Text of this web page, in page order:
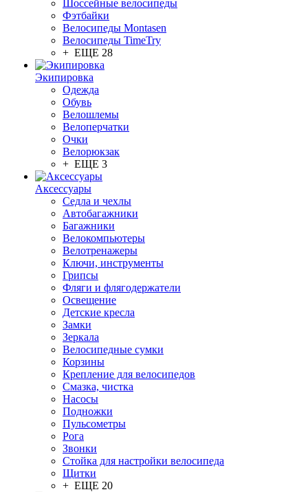
Шоссейные велосипеды
Фэтбайки
Велосипеды Montasen
Велосипеды TimeTry
+ ЕЩЕ 28
Экипировка
Одежда
Обувь
Велошлемы
Велоперчатки
Очки
Велорюкзак
+ ЕЩЕ 3
Аксессуары
Седла и чехлы
Автобагажники
Багажники
Велокомпьютеры
Велотренажеры
Ключи, инструменты
Грипсы
Фляги и флягодержатели
Освещение
Детские кресла
Замки
Зеркала
Велосипедные сумки
Корзины
Крепление для велосипедов
Смазка, чистка
Насосы
Подножки
Пульсометры
Рога
Звонки
Стойка для настройки велосипеда
Щитки
+ ЕЩЕ 20